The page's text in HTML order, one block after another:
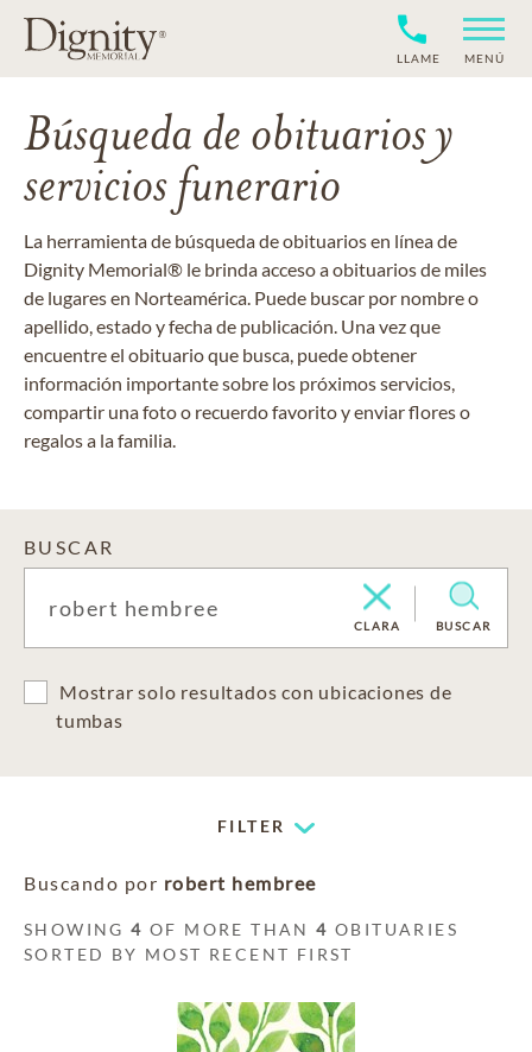
LLAME MENÚ
Búsqueda de obituarios y
servicios funerario
La herramienta de búsqueda de obituarios en línea de
Dignity Memorial® le brinda acceso a obituarios de miles
de lugares en Norteamérica. Puede buscar por nombre o
apellido, estado y fecha de publicación. Una vez que
encuentre el obituario que busca, puede obtener
información importante sobre los próximos servicios,
compartir una foto o recuerdo favorito y enviar flores o
regalos a la familia.
BUSCAR
CLARA BUSCAR
Mostrar solo resultados con ubicaciones de
tumbas
FILTER
Buscando por robert hembree
SHOWING4 OF MORE THAN4 OBITUARIES
SORTED BY MOST RECENT FIRST